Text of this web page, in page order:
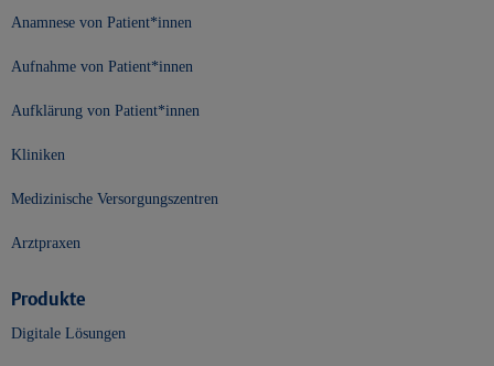
Anamnese von Patient*innen
Aufnahme von Patient*innen
Aufklärung von Patient*innen
Kliniken
Medizinische Versorgungszentren
Arztpraxen
Produkte
Digitale Lösungen